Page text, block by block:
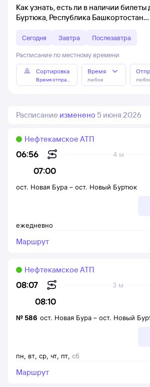
Как узнать, есть ли в наличии билеты
Буртюка, Республика Башкортостан
Сегодня Завтра Послезавтра
Расписание по местному времени
Сортировка
Время отправления
Время
любое
Расписание изменено 5 июня 2026
06:56
07:00
4 м
Нефтекамское АТП
ежедневно
ост. Новая Бура – ост. Новый Буртюк
Маршрут
08:07
08:10
3 м
Нефтекамское АТП
пн, вт, ср, чт, пт, сб
№ 586 ост. Новая Бура – ост. Новый
Маршрут